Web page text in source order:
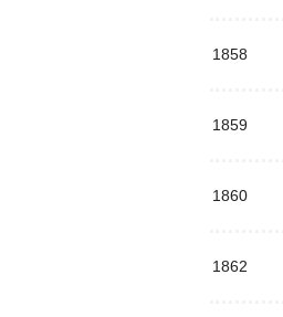
1858
1859
1860
1862